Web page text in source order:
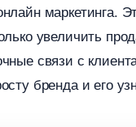
маркетинга.
увеличить
связи с
бренда и его